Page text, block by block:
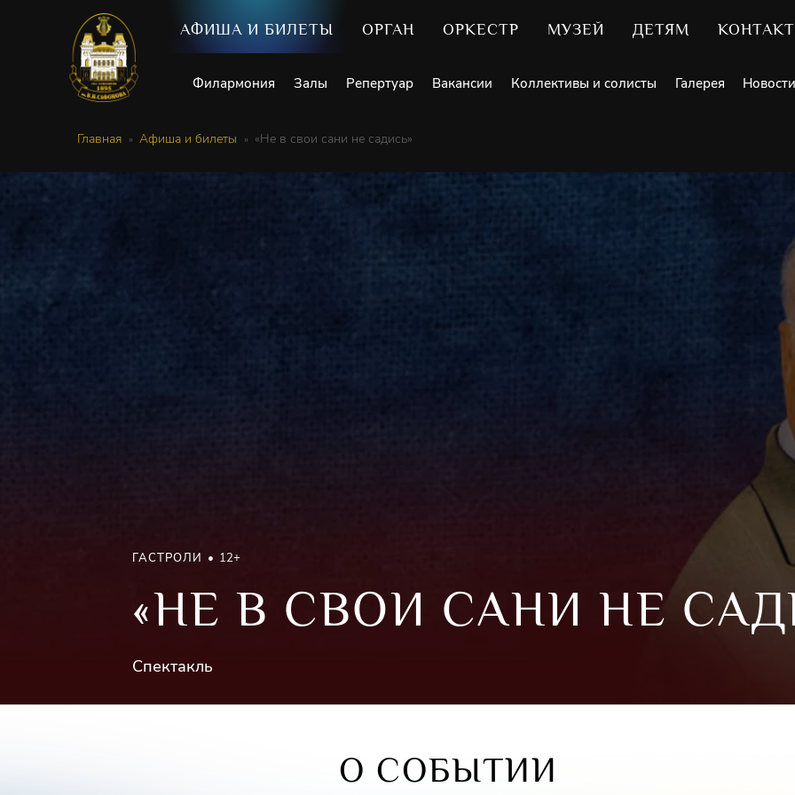
АФИША И БИЛЕТЫ ОРГАН ОРКЕСТР МУЗЕЙ ДЕТЯМ
Филармония Залы Репертуар Вакансии Коллективы и солисты Галерея
Главная Афиша и билеты «Не в свои сани не садись»
ГАСТРОЛИ 12+
«НЕ В СВОИ САНИ НЕ
Спектакль
О СОБЫТИИ